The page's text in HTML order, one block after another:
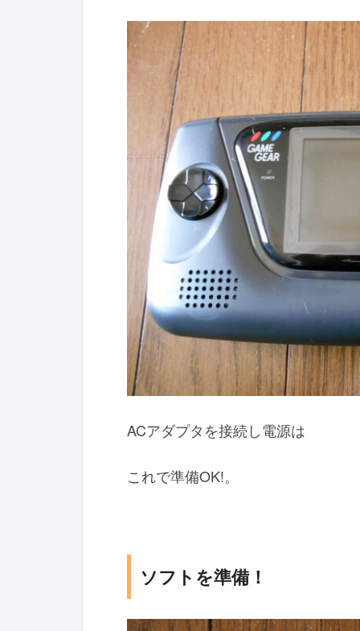
ACアダプタを接続し電源は
これで準備OK!。
ソフトを準備！